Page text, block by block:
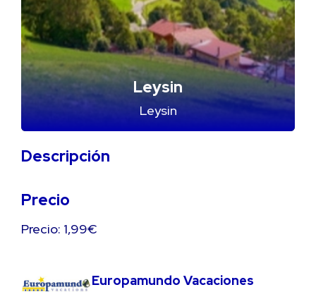
Leysin
Leysin
Descripción
Precio
Precio: 1,99€
Europamundo Vacaciones